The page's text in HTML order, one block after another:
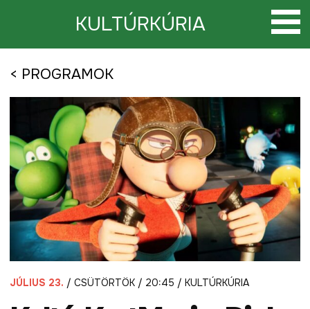
KULTÚRKÚRIA
< PROGRAMOK
JÚLIUS 23. / CSÜTÖRTÖK / 20:45 / KULTÚRKÚRIA